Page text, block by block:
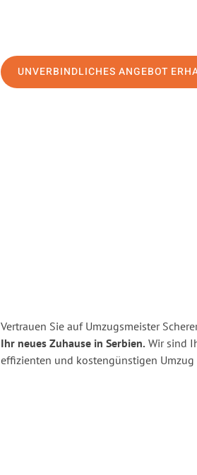
UNVERBINDLICHES ANGEBOT
Vertrauen Sie auf Umzugsmeister
Ihr neues Zuhause in Serbien. Wir sind
effizienten und kostengünstigen